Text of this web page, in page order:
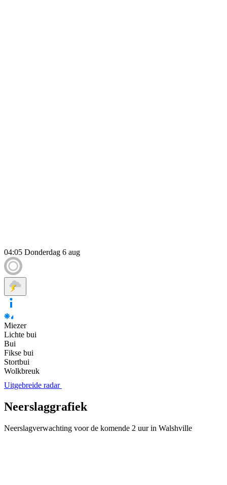
04:05 Donderdag 6 aug
Miezer
Lichte bui
Bui
Fikse bui
Stortbui
Wolkbreuk
Uitgebreide radar
Neerslaggrafiek
Neerslagverwachting voor de komende 2 uur in Walshville